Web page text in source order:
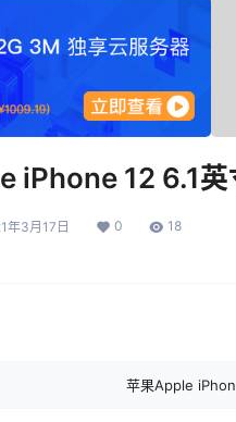
iPhone 12 6.1英
年3月17日 0 18
苹果Apple